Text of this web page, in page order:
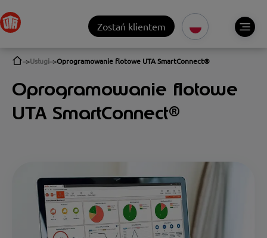
Zostań klientem
Usługi Oprogramowanie flotowe UTA SmartConnect®
Oprogramowanie flotowe
UTA SmartConnect®